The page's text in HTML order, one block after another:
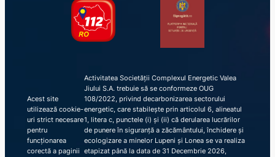
Acest site
utilizează cookie-
uri strict necesare
pentru
funcționarea
corectă a paginii
Activitatea Societății Complexul Energetic Valea
Jiului S.A. trebuie să se conformeze OUG
108/2022, privind decarbonizarea sectorului
energetic, care stabilește prin articolul 6, alineatul
1, litera c, punctele (i) și (ii) că derularea lucrărilor
de punere în siguranță a zăcământului, închidere și
ecologizare a minelor Lupeni și Lonea se va realiza
etapizat până la data de 31 Decembrie 2026,